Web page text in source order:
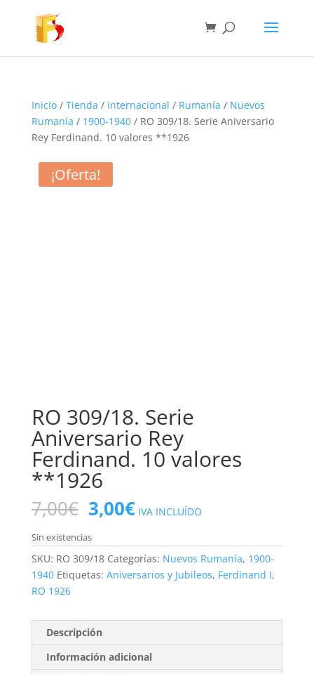
Inicio/ Tienda / Internacional / Rumanía / Nuevos
Rumanía / 1900-1940/ RO 309/18. Serie Aniversario
Rey Ferdinand. 10 valores **1926
¡Oferta!
RO 309/18. Serie
Aniversario Rey
Ferdinand. 10 valores
**1926
7,00€ El
precio
original
era:
7,00€.
3,00€El
precio
actual
es:
3,00€.
IVA INCLUÍDO
Sin existencias
SKU: RO 309/18 Categorías: Nuevos Rumanía, 1900-
1940 Etiquetas: Aniversarios y Jubileos, Ferdinand I,
RO 1926
Descripción
Información adicional